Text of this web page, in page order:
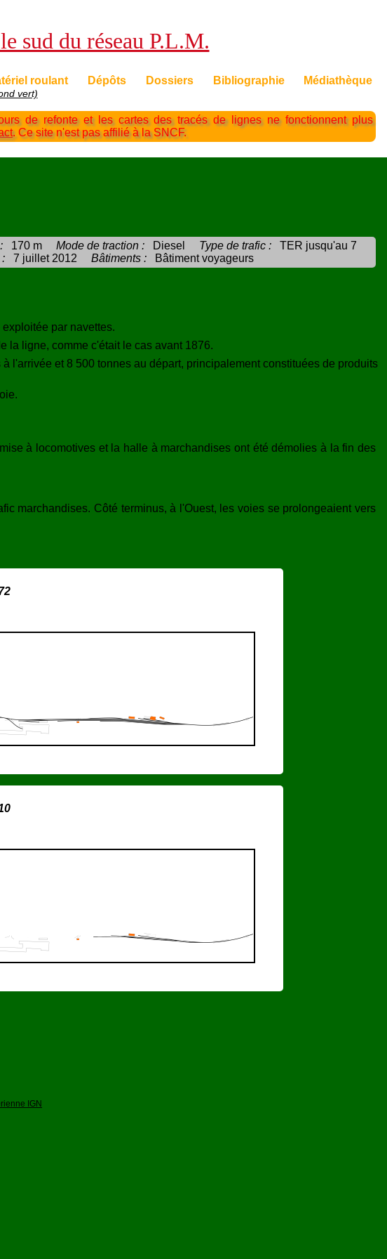
sud du réseau P.L.M.
roulant Dépôts Dossiers Bibliographie Médiathèque
vert)
de refonte et les cartes des tracés de lignes ne fonctionnent plus
. Ce site n'est pas affilié à la SNCF.
170 m Mode de traction : Diesel Type de trafic :
TER jusqu'au 7
: 7 juillet 2012 Bâtiments : Bâtiment voyageurs
par navettes.
la ligne, comme c'était le cas avant 1876.
l'arrivée et 8 500 tonnes au départ, principalement constituées de produits
à locomotives et la halle à marchandises ont été démolies à la fin des
marchandises. Côté terminus, à l'Ouest, les voies se prolongeaient vers
IGN